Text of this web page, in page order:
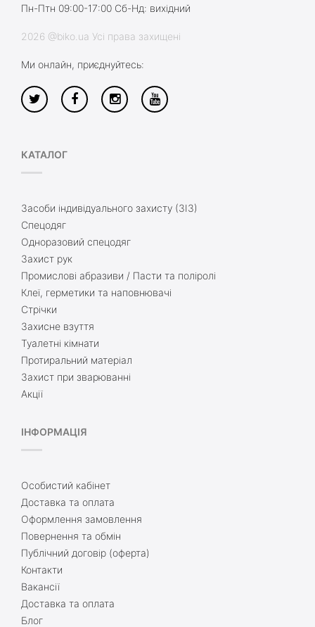
Пн-Птн 09:00-17:00 Сб-Нд: вихідний
2026 @biko.ua Усі права захищені
Ми онлайн, приєднуйтесь:
КАТАЛОГ
Засоби індивідуального захисту (ЗІЗ)
Спецодяг
Одноразовий спецодяг
Захист рук
Промислові абразиви / Пасти та поліролі
Клеї, герметики та наповнювачі
Стрічки
Захисне взуття
Туалетні кімнати
Протиральний матеріал
Захист при зварюванні
Акції
ІНФОРМАЦІЯ
Особистий кабінет
Доставка та оплата
Оформлення замовлення
Повернення та обмін
Публічний договір (оферта)
Контакти
Вакансії
Доставка та оплата
Блог